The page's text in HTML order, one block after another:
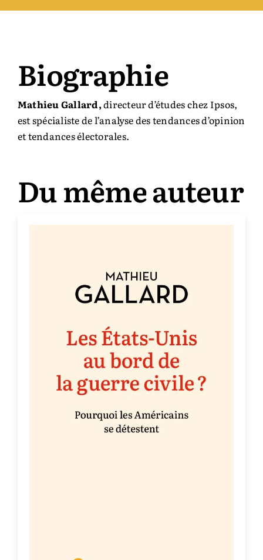
Bibliothèque des territoires
Équipe
Catalogue
Biographie
Mathieu Gallard,directeur d’études chez Ipsos,
est spécialistedel’analyse des tendances d’opinion
et tendances électorales.
Du même auteur